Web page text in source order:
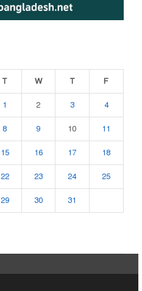
T W T F
1 2 3 4
8 9 10 11
15 16 17 18
22 23 24 25
29 30 31